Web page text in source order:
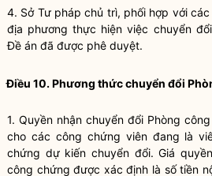
4. Sở Tư pháp chủ trì, phối hợp với
địa phương thực hiện việc chuyển
Đề án đã được phê duyệt.
Điều 10. Phương thức chuyển đổi
1. Quyền nhận chuyển đổi Phòng
cho các công chứng viênđang là
chứng dự kiến chuyển đổi. Giá
công chứng được xác định là số tiền